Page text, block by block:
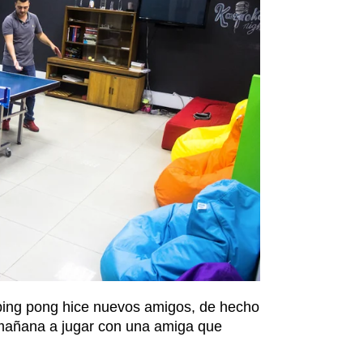
pong hice nuevos amigos, de hecho
a jugar con una amiga que